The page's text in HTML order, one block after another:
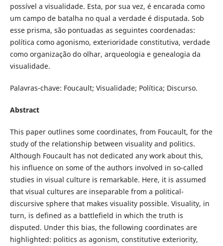
possível a visualidade. Esta, por sua vez, é encarada como
um campo de batalha no qual a verdade é disputada. Sob
esse prisma, são pontuadas as seguintes coordenadas:
política como agonismo, exterioridade constitutiva, verdade
como organização do olhar, arqueologia e genealogia da
visualidade.
Palavras-chave: Foucault; Visualidade; Política; Discurso.
Abstract
This paper outlines some coordinates, from Foucault, for the
study of the relationship between visuality and politics.
Although Foucault has not dedicated any work about this,
his influence on some of the authors involved in so-called
studies in visual culture is remarkable. Here, it is assumed
that visual cultures are inseparable from a political-
discursive sphere that makes visuality possible. Visuality, in
turn, is defined as a battlefield in which the truth is
disputed. Under this bias, the following coordinates are
highlighted: politics as agonism, constitutive exteriority,